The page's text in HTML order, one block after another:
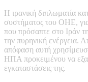
Η ιρανική διπλωματία
συστήματος του ΟΗΕ,
που πρόσαπτε στο Ιράν
την πυρηνική ενέργεια.
απόφαση αυτή
ΗΠΑ προκειμένου να
εγκαταστάσεις της.